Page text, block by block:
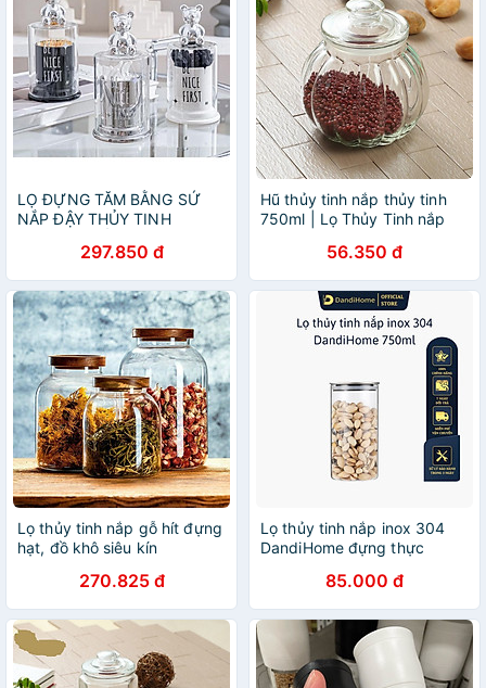
LỌ ĐỰNG TĂM BẰNG SỨ
NẮP ĐẬY THỦY TINH
297.850 đ
Hũ thủy tinh nắp thủy tinh
750ml | Lọ Thủy Tinh nắp
ong hình bí ngô
56.350 đ
Lọ thủy tinh nắp gỗ hít đựng
hạt, đồ khô siêu kín
270.825 đ
Lọ thủy tinh nắp inox 304
DandiHome đựng thực
85.000 đ